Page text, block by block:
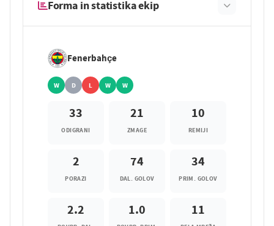
Forma in statistika ekip
Fenerbahçe
W D L W W
33
ODIGRANI
21
ZMAGE
10
REMIJI
2
PORAZI
74
DAL. GOLOV
34
PRIM. GOLOV
2.2 1.0 11